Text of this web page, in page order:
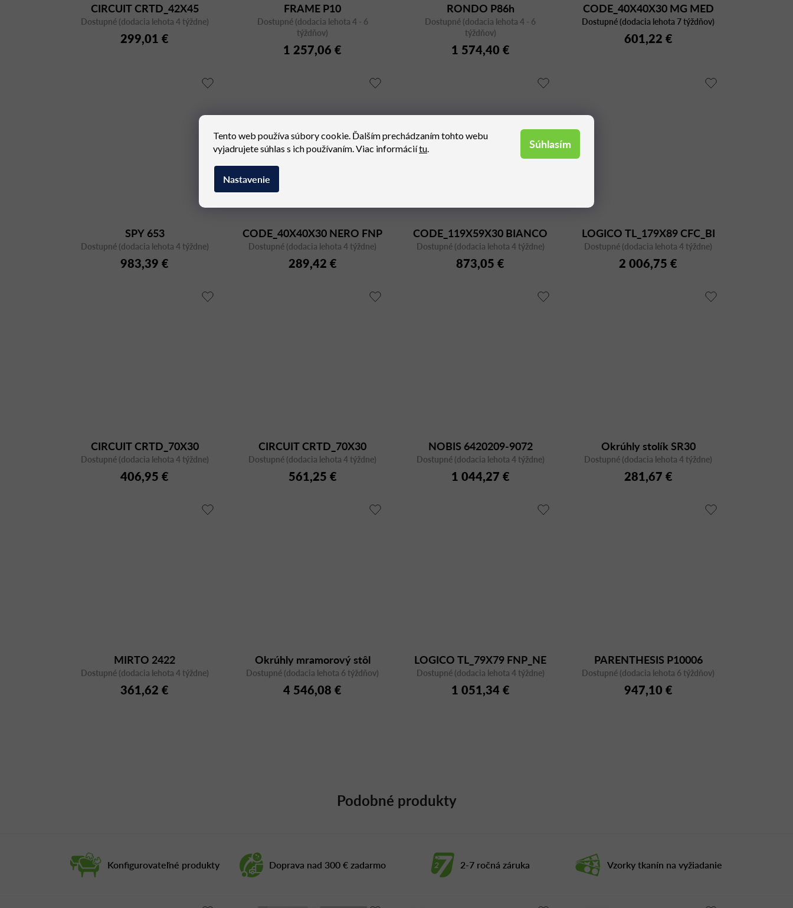
Tento web používa súbory cookie. Ďalším prechádzaním tohto webu
vyjadrujete súhlas s ich používaním. Viac informáciítu.
Nastavenie
Súhlasím
Konfigurovateľné produkty Doprava nad 300 € zadarmo 2-7 ročná záruka Vzorky tkanín na vyžiadanie
CIRCUIT CRTD_42X45
BIANCO CFP BI
Dostupné (dodacia lehota 4 týždne)
299,01 €
FRAME P10
Dostupné (dodacia lehota 4 - 6
týždňov)
1 257,06 €
RONDO P86h
Dostupné (dodacia lehota 4 - 6
týždňov)
1 574,40 €
CODE_40X40X30 MG MED
Dostupné (dodacia lehota 7 týždňov)
601,22 €
SPY 653
Dostupné (dodacia lehota 4 týždne)
983,39 €
CODE_40X40X30 NERO FNP
NE
Dostupné (dodacia lehota 4 týždne)
289,42 €
CODE_119X59X30 BIANCO
Dostupné (dodacia lehota 4 týždne)
873,05 €
LOGICO TL_179X89 CFC_BI
Dostupné (dodacia lehota 4 týždne)
2 006,75 €
CIRCUIT CRTD_70X30
BIANCO CFP BI
Dostupné (dodacia lehota 4 týždne)
406,95 €
CIRCUIT CRTD_70X30
TITANIUM
Dostupné (dodacia lehota 4 týždne)
561,25 €
NOBIS 6420209-9072
Dostupné (dodacia lehota 4 týždne)
1 044,27 €
Okrúhly stolík SR30
Dostupné (dodacia lehota 4 týždne)
281,67 €
MIRTO 2422
Dostupné (dodacia lehota 4 týždne)
361,62 €
Okrúhly mramorový stôl
ITAVOLO, priemer 140 cm
Dostupné (dodacia lehota 6 týždňov)
4 546,08 €
LOGICO TL_79X79 FNP_NE
Dostupné (dodacia lehota 4 týždne)
1 051,34 €
PARENTHESIS P10006
NERO
Dostupné (dodacia lehota 6 týždňov)
947,10 €
Podobné produkty